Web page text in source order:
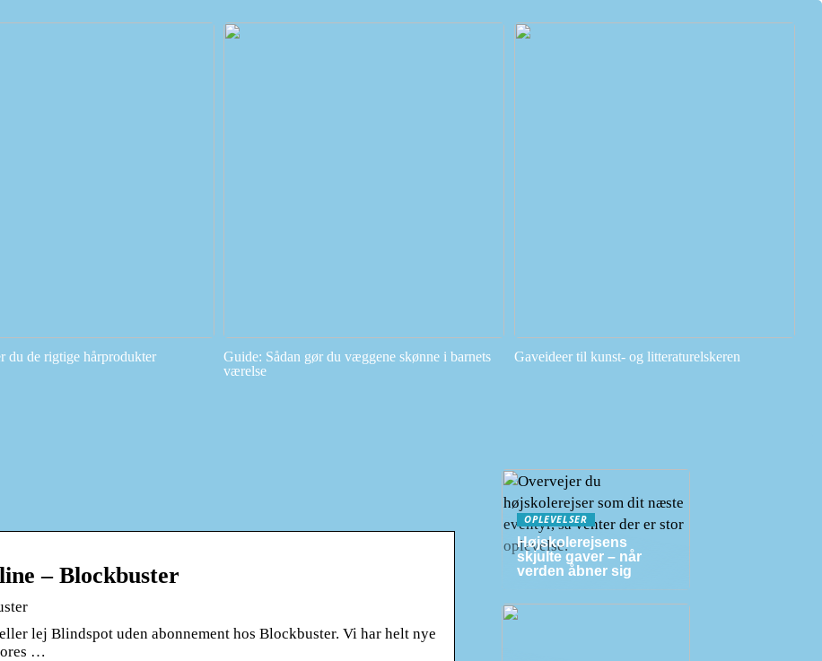
du de rigtige hårprodukter
Guide: Sådan gør du væggene skønne i barnets
værelse
Gaveideer til kunst- og litteraturelskeren
– Blockbuster
lej Blindspot uden abonnement hos Blockbuster. Vi har helt nye
…
OPLEVELSER
Højskolerejsens
skjulte gaver – når
verden åbner sig